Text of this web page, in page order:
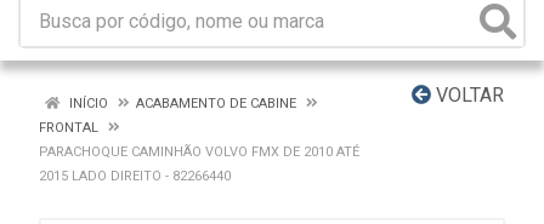
VOLTAR
INÍCIO
ACABAMENTO DE CABINE
FRONTAL
PARACHOQUE CAMINHÃO VOLVO FMX DE 2010 ATÉ
2015 LADO DIREITO - 82266440